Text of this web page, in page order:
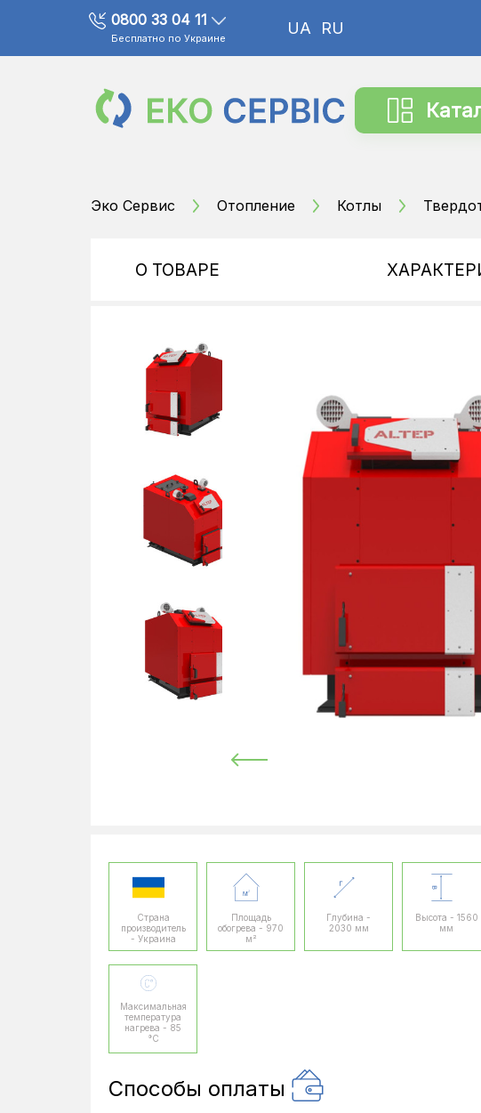
0800 33 04 11
Бесплатно по Украине
UA RU
Эко Сервис Отопление Котлы
О ТОВАРЕ
Страна
производитель
- Украина
Площадь
обогрева - 970
м²
Глубина -
2030 мм
Высота - 1560
мм
Максимальная
температура
нагрева - 85
°C
Способы оплаты